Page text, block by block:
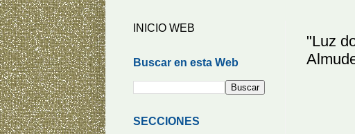
"Luz
INICIO WEB
Buscar en esta Web
SECCIONES